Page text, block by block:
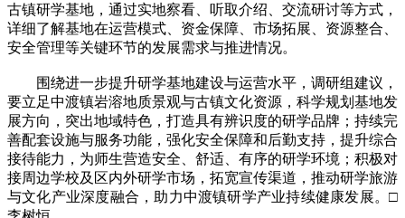
古镇研学基地，通过实地察看、听取介绍、交流研讨等方式，
详细了解基地在运营模式、资金保障、市场拓展、资源整合、
安全管理等关键环节的发展需求与推进情况。
围绕进一步提升研学基地建设与运营水平，调研组建议，
要立足中渡镇岩溶地质景观与古镇文化资源，科学规划基地发
展方向，突出地域特色，打造具有辨识度的研学品牌；持续完
善配套设施与服务功能，强化安全保障和后勤支持，提升综合
接待能力，为师生营造安全、舒适、有序的研学环境；积极对
接周边学校及区内外研学市场，拓宽宣传渠道，推动研学旅游
与文化产业深度融合，助力中渡镇研学产业持续健康发展。□